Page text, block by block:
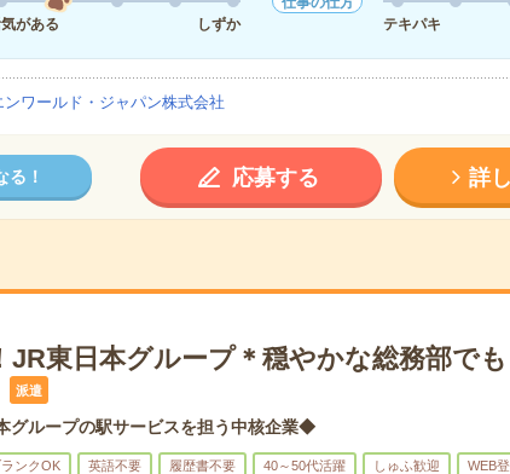
がある
しずか
テキパキ
ンワールド・ジャパン株式会社
る！ 応募する 詳
JR東日本グループ＊穏やかな総務部で
派遣
グループの駅サービスを担う中核企業◆
ランクOK 英語不要 履歴書不要 40～50代活躍 しゅふ歓迎 WEB